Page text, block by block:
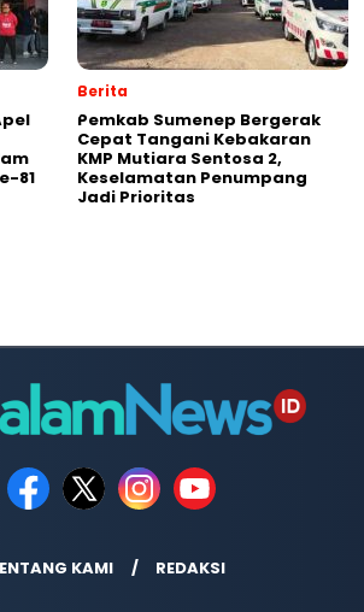
81
Berita
Pemkab Sumenep Bergerak
Cepat Tangani Kebakaran
KMP Mutiara Sentosa 2,
Keselamatan Penumpang
Jadi Prioritas
KAMI REDAKSI